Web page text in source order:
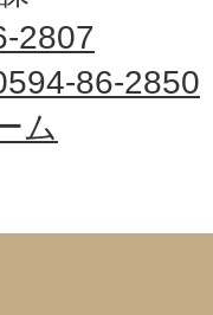
2807
86-2850
ム